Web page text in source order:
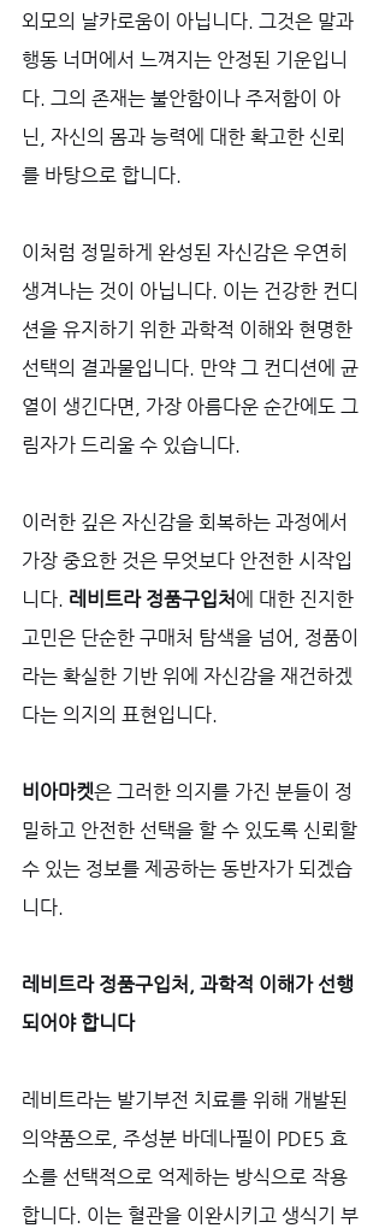
외모의 날카로움이 아닙니다. 그것은 말과
행동 너머에서 느껴지는 안정된 기운입니
다. 그의 존재는 불안함이나 주저함이 아
닌, 자신의 몸과 능력에 대한 확고한 신뢰
를 바탕으로 합니다.
이처럼 정밀하게 완성된 자신감은 우연히
생겨나는 것이 아닙니다. 이는 건강한 컨디
션을 유지하기 위한 과학적 이해와 현명한
선택의 결과물입니다. 만약 그 컨디션에 균
열이 생긴다면, 가장 아름다운 순간에도 그
림자가 드리울 수 있습니다.
이러한 깊은 자신감을 회복하는 과정에서
가장 중요한 것은 무엇보다 안전한 시작입
니다. 레비트라 정품구입처 에 대한 진지한
고민은 단순한 구매처 탐색을 넘어, 정품이
라는 확실한 기반 위에 자신감을 재건하겠
다는 의지의 표현입니다.
비아마켓은 그러한 의지를 가진 분들이 정
밀하고 안전한 선택을 할 수 있도록 신뢰할
수 있는 정보를 제공하는 동반자가 되겠습
니다.
레비트라 정품구입처, 과학적 이해가 선행
되어야 합니다
레비트라는 발기부전 치료를 위해 개발된
의약품으로, 주성분 바데나필이 PDE5 효
소를 선택적으로 억제하는 방식으로 작용
합니다. 이는 혈관을 이완시키고 생식기 부